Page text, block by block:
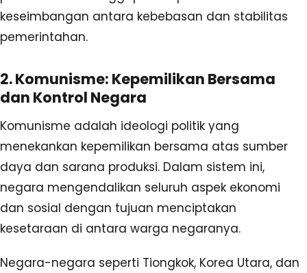
keseimbangan antara kebebasan dan stabilitas
pemerintahan.
2. Komunisme: Kepemilikan Bersama
dan Kontrol Negara
Komunisme adalah ideologi politik yang
menekankan kepemilikan bersama atas sumber
daya dan sarana produksi. Dalam sistem ini,
negara mengendalikan seluruh aspek ekonomi
dan sosial dengan tujuan menciptakan
kesetaraan di antara warga negaranya.
Negara-negara seperti Tiongkok, Korea Utara, dan